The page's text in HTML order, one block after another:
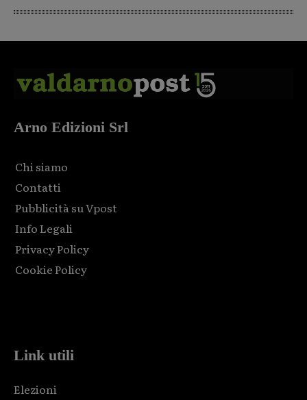
Arno Edizioni Srl
Chi siamo
Contatti
Pubblicità su Vpost
Info Legali
Privacy Policy
Cookie Policy
Link utili
Elezioni